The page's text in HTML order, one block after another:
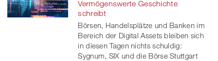
Vermögenswerte Geschichte
schreibt
Börsen, Handelsplätze und Banken im
Bereich der Digital Assets bleiben sich
in diesen Tagen nichts schuldig:
Sygnum, SIX und die Börse Stuttgart